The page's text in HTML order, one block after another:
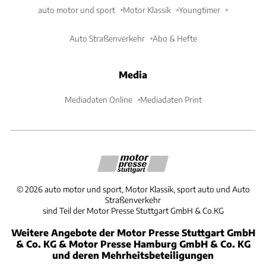
auto motor und sport Motor Klassik Youngtimer
Auto Straßenverkehr Abo & Hefte
Media
Mediadaten Online Mediadaten Print
©2026 auto motor und sport, Motor Klassik, sport auto und Auto
Straßenverkehr
sind Teil der Motor Presse Stuttgart GmbH & Co.KG
Weitere Angebote der Motor Presse Stuttgart GmbH
& Co. KG & Motor Presse Hamburg GmbH & Co. KG
und deren Mehrheitsbeteiligungen